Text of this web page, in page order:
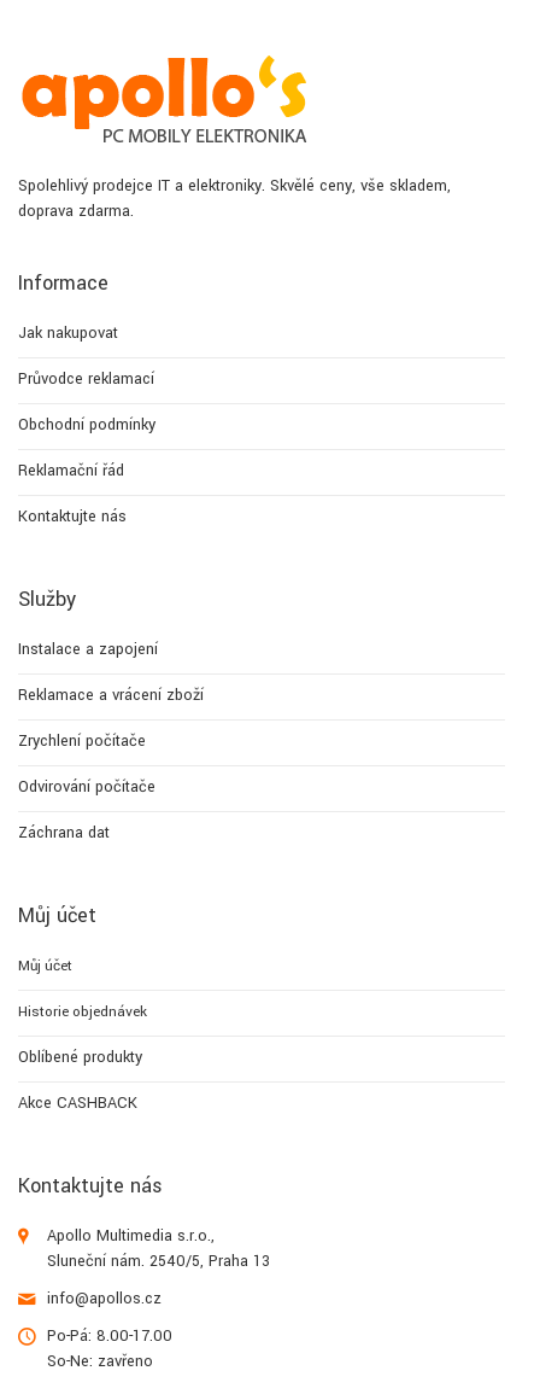
Spolehlivý prodejce IT a elektroniky. Skvělé ceny, vše skladem,
doprava zdarma.
Informace
Jak nakupovat
Průvodce reklamací
Obchodní podmínky
Reklamační řád
Kontaktujte nás
Služby
Instalace a zapojení
Reklamace a vrácení zboží
Zrychlení počítače
Odvirování počítače
Záchrana dat
Můj účet
Můj účet
Historie objednávek
Oblíbené produkty
Akce CASHBACK
Kontaktujte nás
Apollo Multimedia s.r.o.,
Sluneční nám. 2540/5, Praha 13
info@apollos.cz
Po-Pá: 8.00-17.00
So-Ne: zavřeno